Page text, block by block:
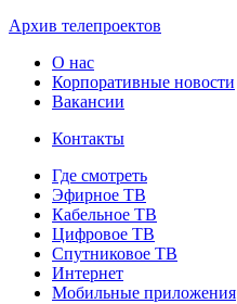
Архив телепроектов
О нас
Корпоративные новости
Вакансии
Контакты
Где смотреть
Эфирное ТВ
Кабельное ТВ
Цифровое ТВ
Спутниковое ТВ
Интернет
Мобильные приложения